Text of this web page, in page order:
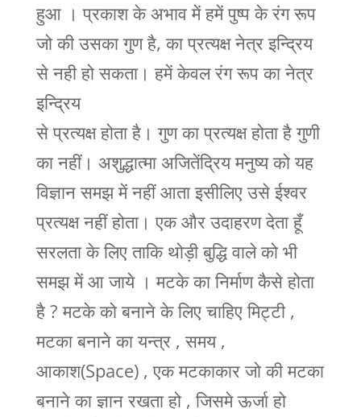
हुआ । प्रकाश के अभाव में हमें पुष्प के रंग रूप
जो की उसका गुण है, का प्रत्यक्ष नेत्र इन्द्रिय
से नही हो सकता। हमें केवल रंग रूप का नेत्र
इन्द्रिय
से प्रत्यक्ष होता है। गुण का प्रत्यक्ष होता है गुणी
का नहीं। अशुद्धात्मा अजितेंद्रिय मनुष्य को यह
विज्ञान समझ में नहीं आता इसीलिए उसे ईश्वर
प्रत्यक्ष नहीं होता। एक और उदाहरण देता हूँ
सरलता के लिए ताकि थोड़ी बुद्धि वाले को भी
समझ में आ जाये । मटके का निर्माण कैसे होता
है ? मटके को बनाने के लिए चाहिए मिट्टी ,
मटका बनाने का यन्त्र , समय ,
आकाश(Space) , एक मटकाकार जो की मटका
बनाने का ज्ञान रखता हो , जिसमे ऊर्जा हो